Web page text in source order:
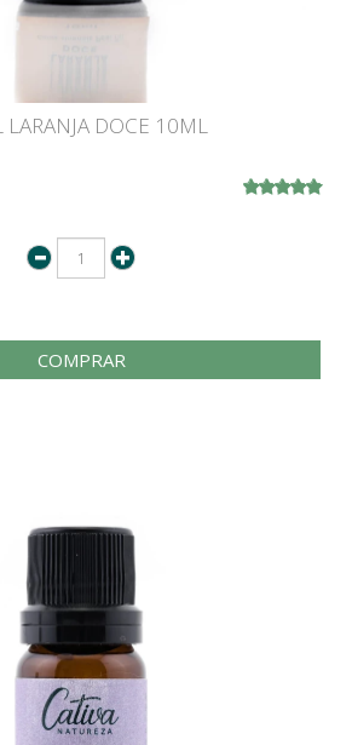
LARANJA DOCE 10ML
COMPRAR